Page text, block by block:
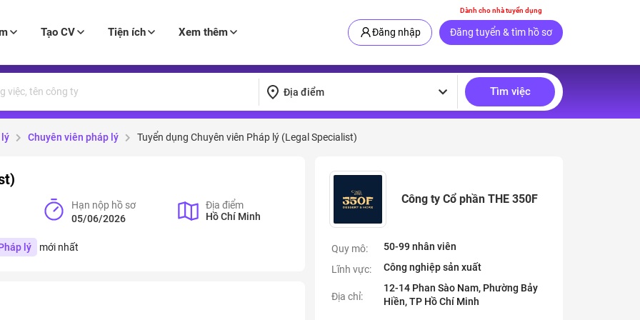
Dành cho nhà tuyển dụng
Tạo CV Tiện ích Xem thêm Đăng nhập Đăng tuyển & tìm hồ sơ
Địa điểm Tìm việc
lý Chuyên viên pháp lý Tuyển dụng Chuyên viên Pháp lý (Legal Specialist)
Hạn nộp hồ sơ
05/06/2026
Địa điểm
Hồ Chí Minh
lý mới nhất
Công ty Cổ phần THE 350F
Quy mô:
50-99 nhân viên
Lĩnh vực:
Công nghiệp sản xuất
Địa chỉ:
12-14 Phan Sào Nam, Phường Bảy
Hiền, TP Hồ Chí Minh